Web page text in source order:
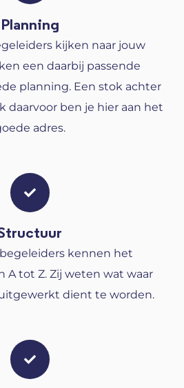
Planning
kijken naar jouw
een daarbij passende
planning. Een stok achter
daarvoor ben je hier aan het
adres.
kennen het
A tot Z. Zij weten wat waar
dient te worden.